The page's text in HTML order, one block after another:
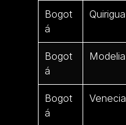
Bogot
á
Quirigua
Bogot
á
Modelia
Bogot
á
Venecia